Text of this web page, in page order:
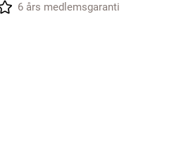
6 års medlemsgaranti